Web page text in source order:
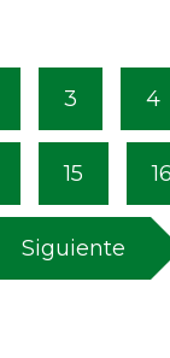
3 4
15 16
Siguiente